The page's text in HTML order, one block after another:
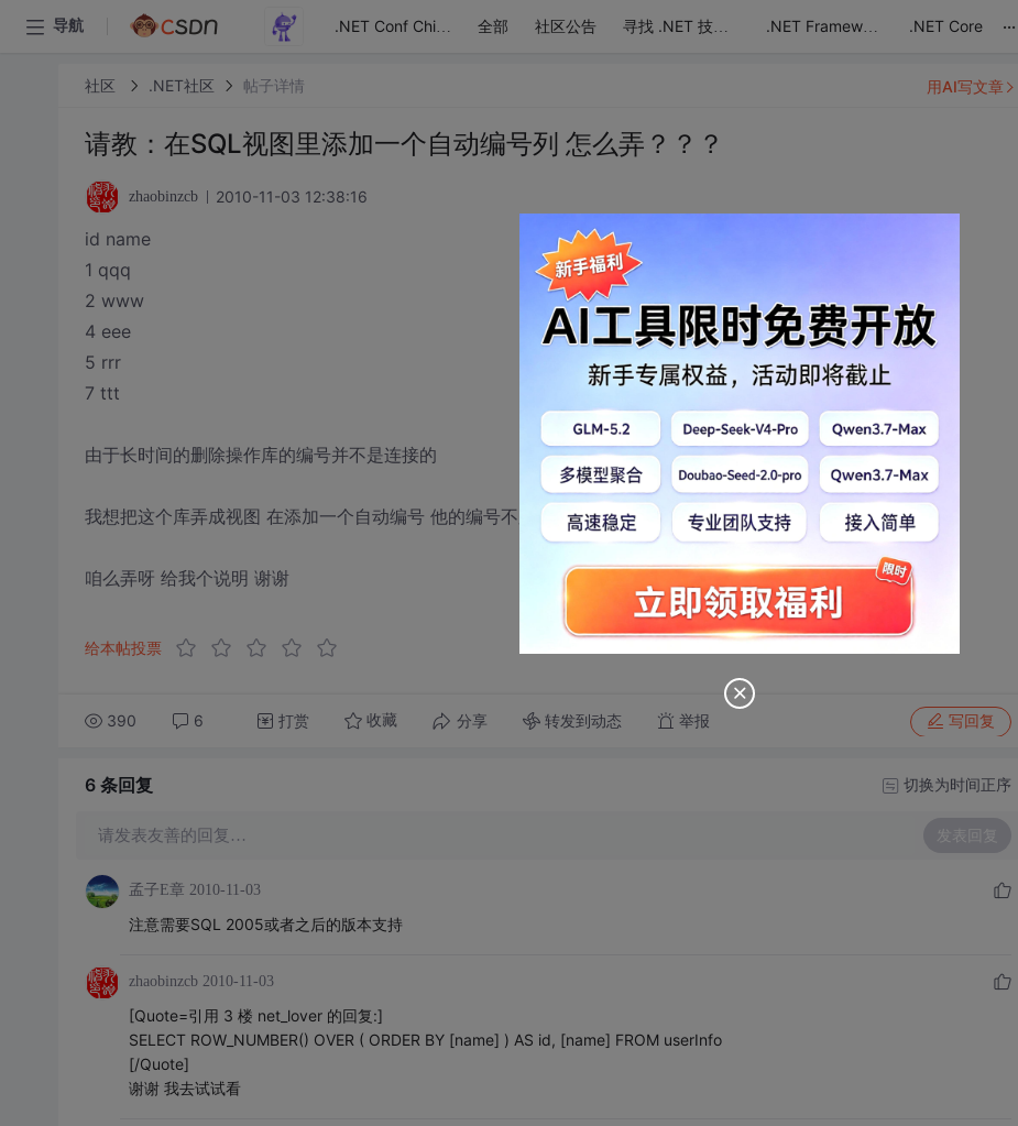
导航 .NET Conf China 全部 社区公告 寻找 .NET 技术达人 .NET Framework .NET Core ...
社区 .NET社区 帖子详情
请教：在SQL视图里添加一个自动编号列 怎么弄？？？
zhaobinzcb 2010-11-03 12:38:16
id name
1 qqq
2 www
4 eee
5 rrr
7 ttt
由于长时间的删除操作库的编号并不是连接的
我想把这个库弄成视图 在添加一个自动编号 他的编号不久可以连接上了吗？？
咱么弄呀 给我个说明 谢谢
给本帖投票
390 6 打赏 收藏 分享 转发到动态 举报 写回复
用AI写文章
6 条回复 切换为时间正序
请发表友善的回复… 发表回复
孟子E章 2010-11-03
注意需要SQL 2005或者之后的版本支持
zhaobinzcb 2010-11-03
[Quote=引用 3 楼 net_lover 的回复:]
SELECT ROW_NUMBER() OVER ( ORDER BY [name] ) AS id, [name] FROM userInfo
[/Quote]
谢谢 我去试试看